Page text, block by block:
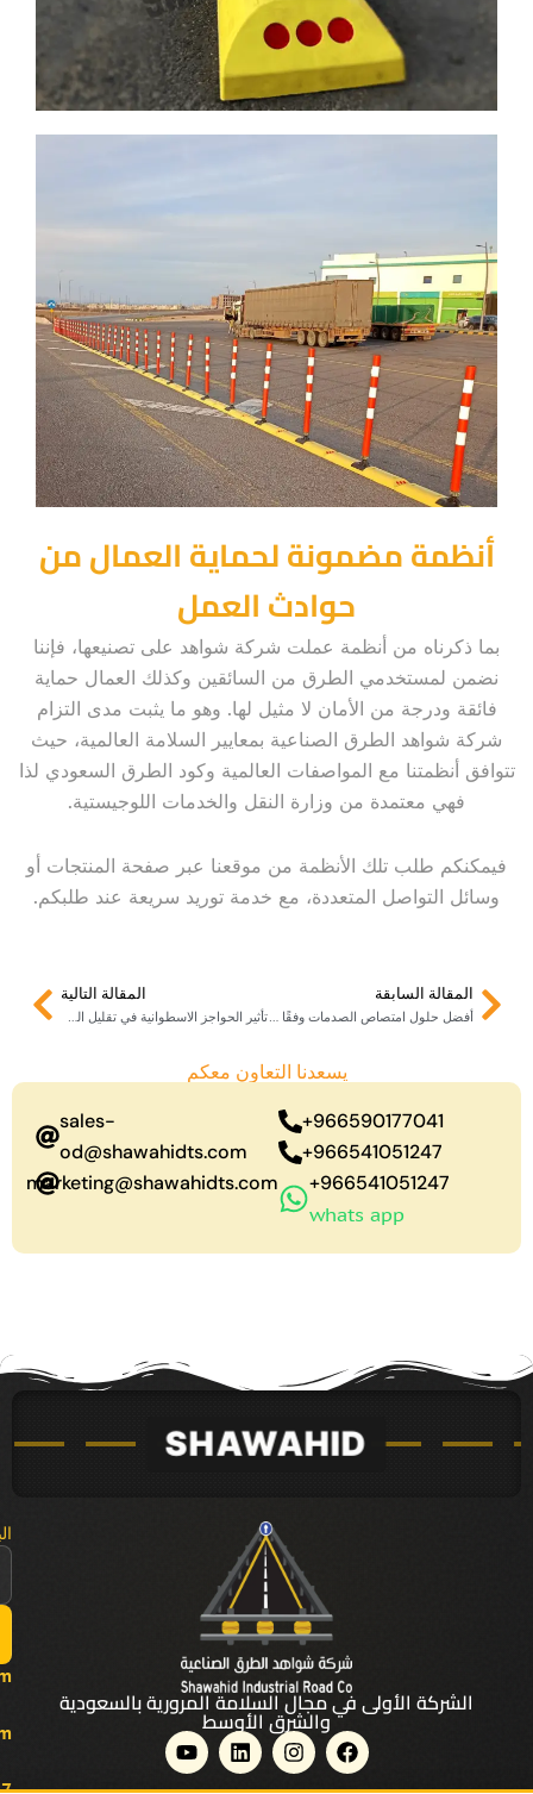
أنظمة مضمونة لحماية العمال من
حوادث العمل
بما ذكرناه من أنظمة عملت شركة شواهد على تصنيعها، فإننا
نضمن لمستخدمي الطرق من السائقين وكذلك العمال حماية
فائقة ودرجة من الأمان لا مثيل لها. وهو ما يثبت مدى التزام
شركة شواهد الطرق الصناعية بمعايير السلامة العالمية، حيث
تتوافق أنظمتنا مع المواصفات العالمية وكود الطرق السعودي لذا
فهي معتمدة من وزارة النقل والخدمات اللوجيستية.
فيمكنكم طلب تلك الأنظمة من موقعنا عبر صفحة المنتجات أو
وسائل التواصل المتعددة، مع خدمة توريد سريعة عند طلبكم.
Prevالمقالة السابقة
أفضل حلول امتصاص الصدمات وفقًا للمعايير السعودية
المقالة التالية
تأثير الحواجز الاسطوانية في تقليل الحوادث على الطرق
يسعدنا التعاون معكم
sales-
od@shawahidts.com
marketing@shawahidts.com
966590177041+
966541051247+
966541051247+
whats app
الشركة الأولى في مجال السلامة المرورية بالسعودية
والشرق الأوسط F
a
c
I
n
s
L
i
n
Y
o
u